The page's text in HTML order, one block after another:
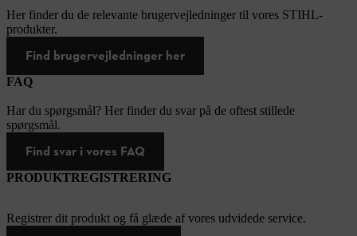
Her finder du de relevante brugervejledninger til vores STIHL-
produkter.
Find brugervejledninger her
FAQ
Har du spørgsmål? Her finder du svar på de oftest stillede
spørgsmål.
Find svar i vores FAQ
PRODUKTREGISTRERING
Registrer dit produkt og få glæde af vores udvidede service.